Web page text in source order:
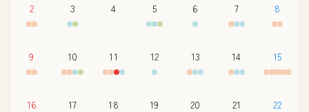
2 3 4 5 6 7 8
9 10 11 12 13 14 15
16 17 18 19 20 21 22